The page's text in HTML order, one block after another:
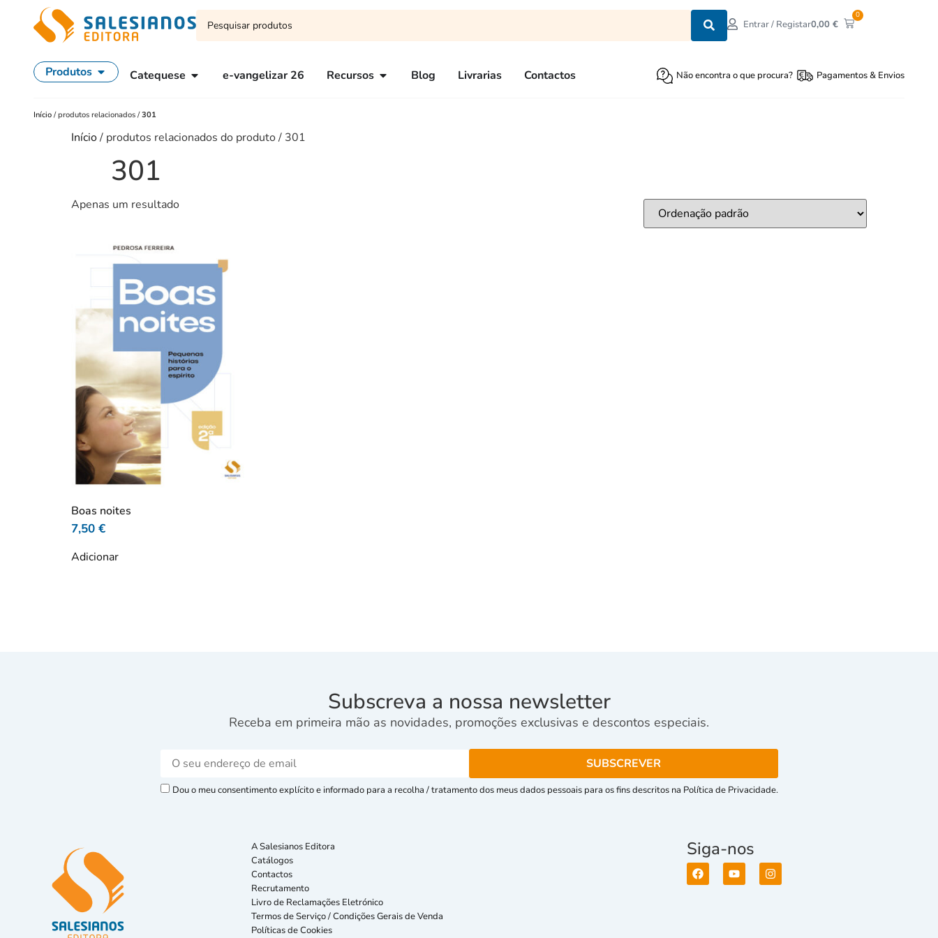
Entrar / Registar0,00€
0
Produtos Catequese e-vangelizar 26 Recursos Blog Livrarias Contactos Não encontra o que procura? Pagamentos & Envios
Início /produtos relacionados /301
Início/ produtos relacionados do produto / 301
301
Apenas um resultado
Boas noites
7,50 €
Adicionar
Subscreva a nossa newsletter
Receba em primeira mão as novidades, promoções exclusivas e descontos especiais.
Dou o meu consentimento explícito e informado para a recolha / tratamento dos meus dados pessoais para os fins descritos na Política de Privacidade.
A Salesianos Editora
Catálogos
Contactos
Recrutamento
Livro de Reclamações Eletrónico
Termos de Serviço / Condições Gerais de Venda
Políticas de Cookies
Siga-nos